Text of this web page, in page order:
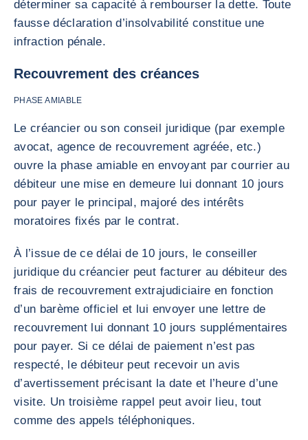
déterminer sa capacité à rembourser la dette. Toute
fausse déclaration d’insolvabilité constitue une
infraction pénale.
Recouvrement des créances
PHASE AMIABLE
Le créancier ou son conseil juridique (par exemple
avocat, agence de recouvrement agréée, etc.)
ouvre la phase amiable en envoyant par courrier au
débiteur une mise en demeure lui donnant 10 jours
pour payer le principal, majoré des intérêts
moratoires fixés par le contrat.
À l’issue de ce délai de 10 jours, le conseiller
juridique du créancier peut facturer au débiteur des
frais de recouvrement extrajudiciaire en fonction
d’un barème officiel et lui envoyer une lettre de
recouvrement lui donnant 10 jours supplémentaires
pour payer. Si ce délai de paiement n’est pas
respecté, le débiteur peut recevoir un avis
d’avertissement précisant la date et l’heure d’une
visite. Un troisième rappel peut avoir lieu, tout
comme des appels téléphoniques.